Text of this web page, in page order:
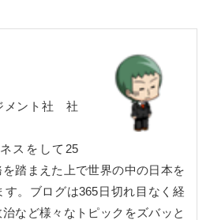
メント社 社
スをして25
踏まえた上で世界の中の日本を
。ブログは365日切れ目なく経
など様々なトピックをズバッと